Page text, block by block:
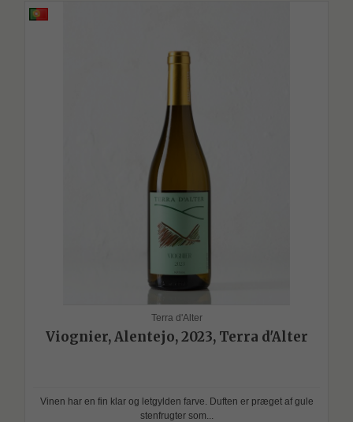
Terra d'Alter
Viognier, Alentejo, 2023, Terra d'Alter
Vinen har en fin klar og letgylden farve. Duften er præget af gule
stenfrugter som...